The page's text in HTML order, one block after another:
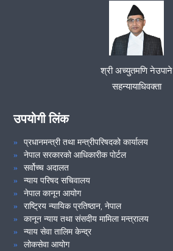
श्री अच्युतमणि नेउपाने
सहन्यायाधिवक्ता
उपयोगी लिंक
प्रधानमन्त्री तथा मन्त्रीपरिषदको कार्यालय
नेपाल सरकारको आधिकारीक पोर्टल
सर्वोच्च अदालत
न्याय परिषद सचिवालय
नेपाल कानून आयोग
राष्ट्रिय न्यायिक प्रतिष्ठान, नेपाल
कानून न्याय तथा संसदीय मामिला मन्त्रालय
न्याय सेवा तालिम केन्द्र
लोकसेवा आयोग